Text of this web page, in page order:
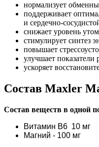
нормализует
поддерживает
и сердечно-
снижает уровень
стимулирует синтез
повышает
улучшает показатели
ускоряет
Состав Maxler
Состав веществ в одной
Витамин В6 10 мг
Магний - 100 мг